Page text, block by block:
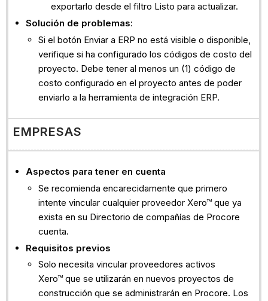
exportarlo desde el filtro Listo para actualizar.
Solución de problemas:
Si el botón Enviar a ERP no está visible o disponible,
verifique si ha configurado los códigos de costo del
proyecto. Debe tener al menos un (1) código de
costo configurado en el proyecto antes de poder
enviarlo a la herramienta de integración ERP.
EMPRESAS
Aspectos para tener en cuenta
Se recomienda encarecidamente que primero
intente vincular cualquier proveedor Xero™ que ya
exista en su Directorio de compañías de Procore
cuenta.
Requisitos previos
Solo necesita vincular proveedores activos
Xero™ que se utilizarán en nuevos proyectos de
construcción que se administrarán en Procore. Los